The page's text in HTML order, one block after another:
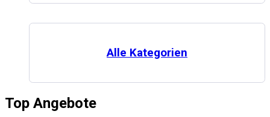
Alle Kategorien
Top Angebote